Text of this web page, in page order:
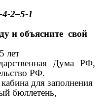
2–5-1
и объясните свой
лет
Дума РФ,
РФ.
для заполнения
бюллетень,